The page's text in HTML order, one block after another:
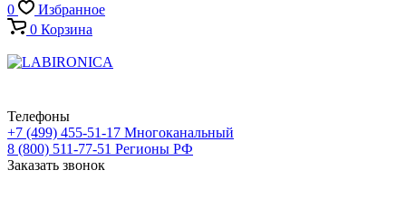
0
Избранное
0 Корзина
Телефоны
+7 (499) 455-51-17 Многоканальный
8 (800) 511-77-51 Регионы РФ
Заказать звонок